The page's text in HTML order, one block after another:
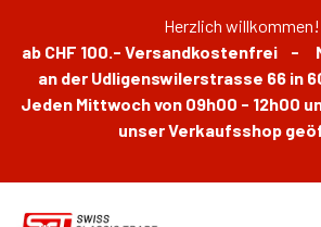
Herzlich willkommen!
ab CHF 100.- Versandkostenfrei -
an der Udligenswilerstrasse 66 in
Jeden Mittwoch von 09h00 - 12h00
unser Verkaufsshop